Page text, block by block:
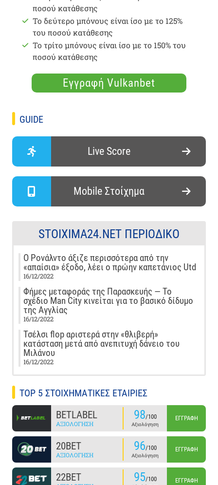
ποσού κατάθεσης
Το δεύτερο μπόνους είναι ίσο με το 125%
του ποσού κατάθεσης
Το τρίτο μπόνους είναι ίσο με το 150% του
ποσού κατάθεσης
Εγγραφή Vulkanbet
GUIDE
Live Score
Mobile Στοίχημα
STOIXIMA24.NET ΠΕΡΙΟΔΙΚΌ
Ο Ρονάλντο άξιζε περισσότερα από την
«απαίσια» έξοδο, λέει ο πρώην καπετάνιος Utd
16/12/2022
Φήμες μεταφοράς της Παρασκευής — Το
σχέδιο Man City κινείται για το βασικό δίδυμο
της Αγγλίας
16/12/2022
Τσέλσι flop αριστερά στην «θλιβερή»
κατάσταση μετά από ανεπιτυχή δάνειο του
Μιλάνου
16/12/2022
TOP 5 ΣΤΟΙΧΗΜΑΤΙΚΕΣ ΕΤΑΙΡΙΕΣ
BETLABEL
ΑΞΙΟΛΌΓΗΣΗ
98/100
Αξιολόγηση
ΕΓΓΡΑΦΉ
20BET
ΑΞΙΟΛΌΓΗΣΗ
96/100
Αξιολόγηση
ΕΓΓΡΑΦΉ
22BET 95/100 ΕΓΓΡΑΦΉ